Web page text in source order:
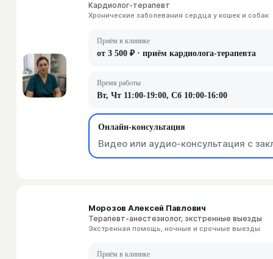
Кардиолог-терапевт
Хронические заболевания сердца у кошек и собак
Приём в клинике
от 3 500 ₽ · приём кардиолога-терапевта
Время работы
Вт, Чт 11:00-19:00, Сб 10:00-16:00
Онлайн-консультация
Видео или аудио-консультация с
Морозов Алексей Павлович
Терапевт-анестезиолог, экстренные выезды
Экстренная помощь, ночные и срочные выезды
Приём в клинике